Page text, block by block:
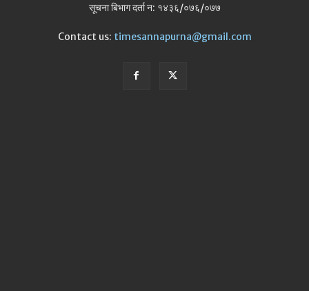
सूचना बिभाग दर्ता न: १४३६/०७६/०७७
Contact us: timesannapurna@gmail.com